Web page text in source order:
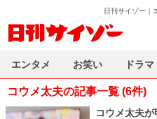
日刊サイゾー｜
コウメ太夫の記事一覧 (6件)
コウメ太夫
エンタメ お笑い ドラマ